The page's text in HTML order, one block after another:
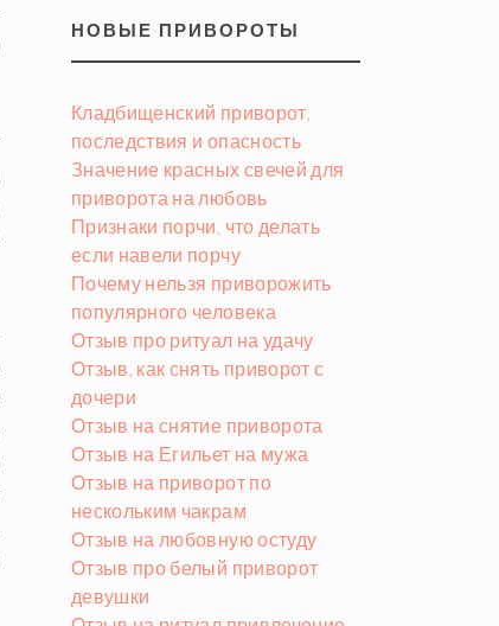
НОВЫЕ ПРИВОРОТЫ
Кладбищенский приворот,
последствия и опасность
Значение красных свечей для
приворота на любовь
Признаки порчи, что делать
если навели порчу
Почему нельзя приворожить
популярного человека
Отзыв про ритуал на удачу
Отзыв, как снять приворот с
дочери
Отзыв на снятие приворота
Отзыв на Егильет на мужа
Отзыв на приворот по
нескольким чакрам
Отзыв на любовную остуду
Отзыв про белый приворот
девушки